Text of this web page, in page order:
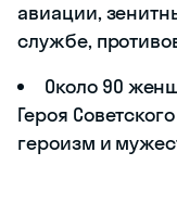
авиации,
службе,
Около 90
Героя
героизм и